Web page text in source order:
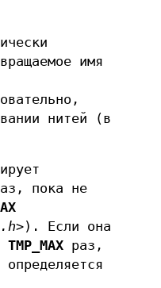
имя
нитей (в
пока не
). Если она
TMP_MAX раз,